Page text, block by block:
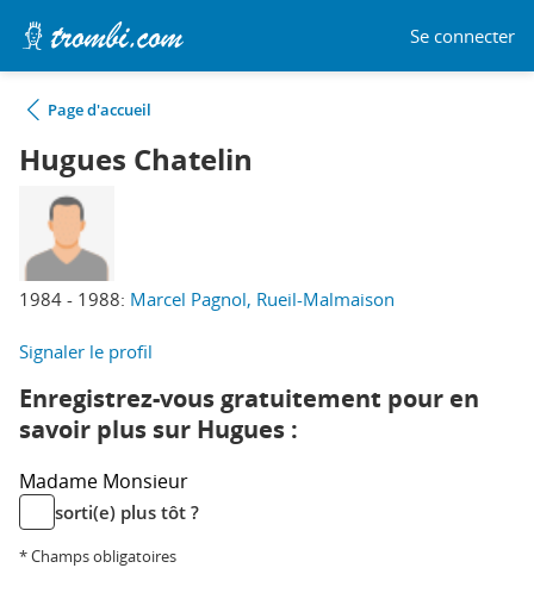
Se connecter
Page d'accueil
Hugues Chatelin
1984 - 1988: Marcel Pagnol, Rueil-Malmaison
Signaler le profil
Enregistrez-vous gratuitement pour en
savoir plus sur Hugues :
Madame Monsieur
sorti(e) plus tôt ?
* Champs obligatoires